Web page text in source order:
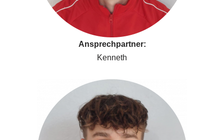
Ansprechpartner:
Kenneth